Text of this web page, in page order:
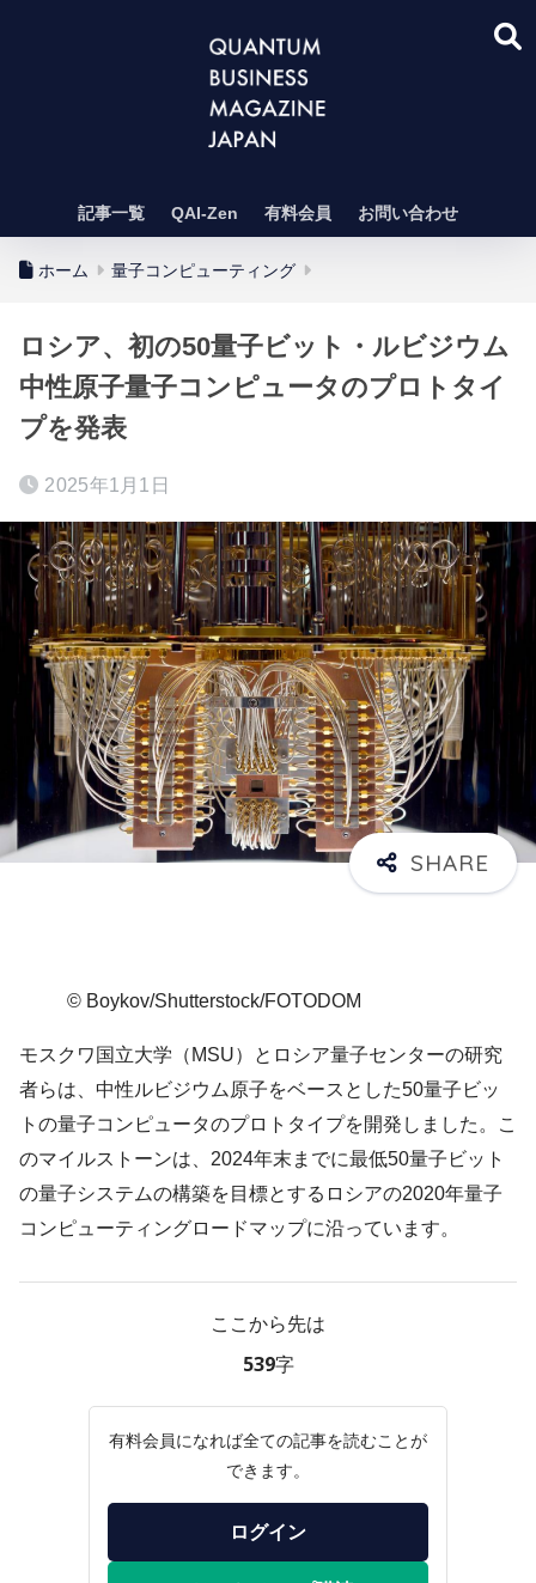
記事一覧 QAI-Zen 有料会員 お問い合わせ
ホーム 量子コンピューティング
ロシア、初の50量子ビット・ルビジウム
中性原子量子コンピュータのプロトタイ
プを発表
2025年1月1日
© Boykov/Shutterstock/FOTODOM
モスクワ国立大学（MSU）とロシア量子センターの研究
者らは、中性ルビジウム原子をベースとした50量子ビッ
トの量子コンピュータのプロトタイプを開発しました。こ
のマイルストーンは、2024年末までに最低50量子ビット
の量子システムの構築を目標とするロシアの2020年量子
コンピューティングロードマップに沿っています。
ここから先は
539字
有料会員になれば全ての記事を読むことが
できます。
ログイン